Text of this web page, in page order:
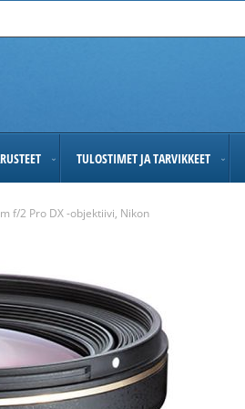
TULOSTIMET JA TARVIKKEET
f/2 Pro DX -objektiivi, Nikon